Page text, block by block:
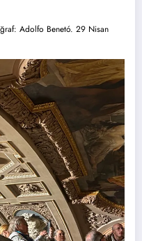
Adolfo Benetó. 29 Nisan